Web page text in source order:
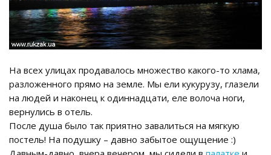
На всех улицах продавалось множество какого-то хлама,
разложенного прямо на земле. Мы ели кукурузу, глазели
на людей и наконец к одиннадцати, еле волоча ноги,
вернулись в отель.
После душа было так приятно завалиться на мягкую
постель! На подушку – давно забытое ощущение :)